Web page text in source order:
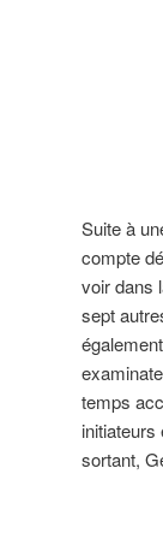
Suite à
compte
voir dans
sept
temps
initiateurs
sortant,